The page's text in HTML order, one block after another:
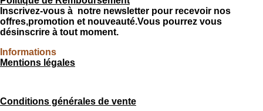
Inscrivez-vous à notre newsletter pour recevoir nos
offres,promotion et nouveauté.Vous pourrez vous
désinscrire à tout moment.
Informations
Mentions légales
Conditions générales de vente